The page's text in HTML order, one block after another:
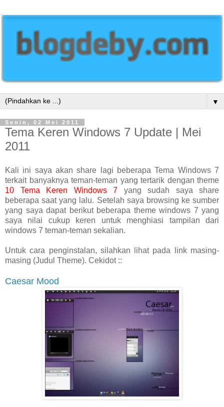
▼
Senin, 02 Mei 2011
Tema Keren Windows 7 Update | Mei
2011
Kali ini saya akan share lagi beberapa Tema Windows 7
terkait banyaknya teman-teman yang tertarik dengan theme
10 Tema Keren Windows 7 yang sudah saya share
beberapa saat yang lalu. Setelah saya browsing ke sumber
yang saya dapat berikut beberapa theme windows 7 yang
saya nilai cukup keren untuk menghiasi tampilan dari
windows 7 teman-teman sekalian.
Untuk cara penginstalan, silahkan lihat pada link masing-
masing (Judul Theme). Cekidot ::
Caesar Mood